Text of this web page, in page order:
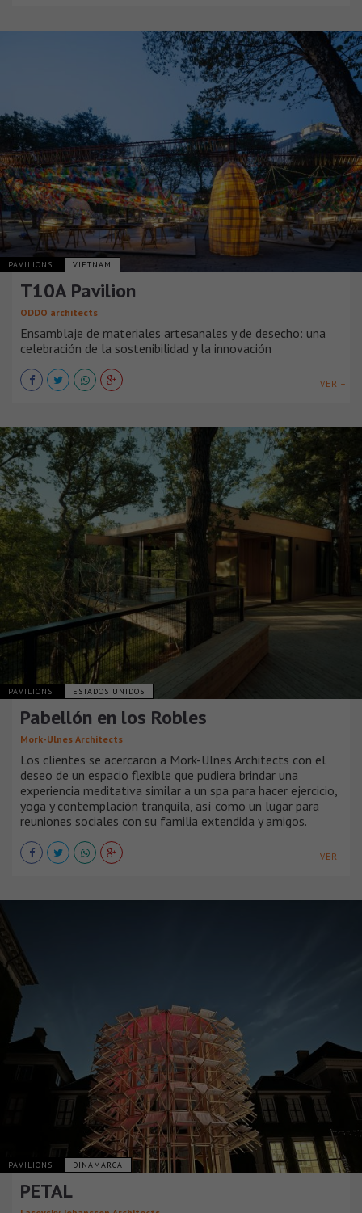
PAVILIONS VIETNAM
T10A Pavilion
ODDO architects
Ensamblaje de materiales artesanales y de desecho: una
celebración de la sostenibilidad y la innovación
VER +
PAVILIONS ESTADOS UNIDOS
Pabellón en los Robles
Mork-Ulnes Architects
Los clientes se acercaron a Mork-Ulnes Architects con el
deseo de un espacio flexible que pudiera brindar una
experiencia meditativa similar a un spa para hacer ejercicio,
yoga y contemplación tranquila, así como un lugar para
reuniones sociales con su familia extendida y amigos.
VER +
PAVILIONS DINAMARCA
PETAL